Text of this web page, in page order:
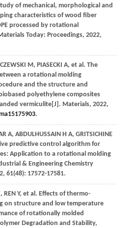
of mechanical, morphological and
characteristics of wood fiber
processed by rotational
Today: Proceedings, 2022,
M, PIASECKI A, et al. The
a rotational molding
and the structure and
polyethylene composites
vermiculite[J]. Materials, 2022,
.
A, ABDULHUSSAIN H A, GRITSICHINE
predictive control algorithm for
Application to a rotational molding
& Engineering Chemistry
, 61(48): 17572-17581.
, REN Y, et al. Effects of thermo-
on structure and low temperature
of rotationally molded
Degradation and Stability,